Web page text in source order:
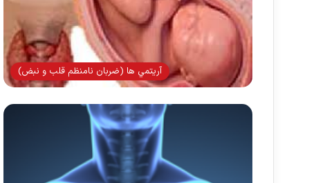
آريتمي ها (ضربان نامنظم قلب و نبض)